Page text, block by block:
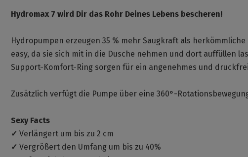
Hydromax 7 wird Dir das Rohr Deines Lebens bescheren!
Hydropumpen erzeugen 35 % mehr Saugkraft als
easy, da sie sich mit in die Dusche nehmen und dort auffüllen
Support-Komfort-Ring sorgen für ein angenehmes und
Zusätzlich verfügt die Pumpe über eine 360°-
Sexy Facts
✓ Verlängert um bis zu 2 cm
✓ Vergrößert den Umfang um bis zu 40%